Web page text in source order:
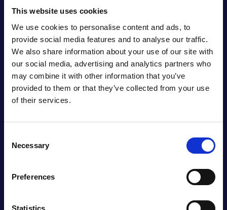
This website uses cookies
We use cookies to personalise content and ads, to
provide social media features and to analyse our traffic.
We also share information about your use of our site with
our social media, advertising and analytics partners who
may combine it with other information that you’ve
provided to them or that they’ve collected from your use
of their services.
Selection
Necessary
Preferences
Statistics